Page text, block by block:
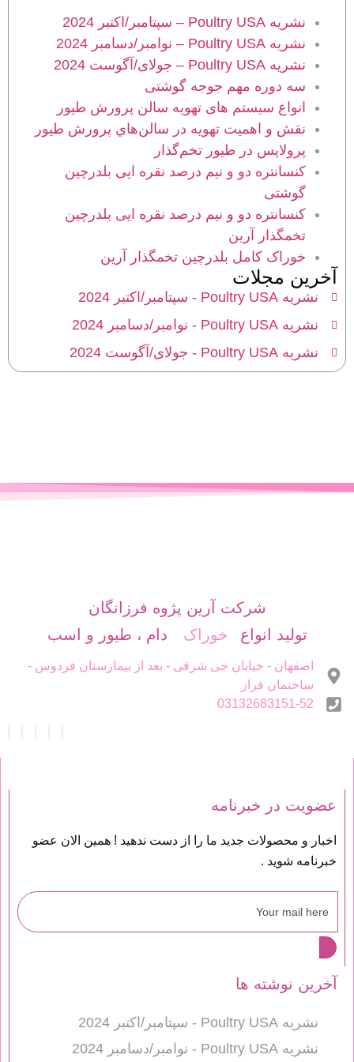
نشریه Poultry USA – سپتامبر/اکتبر 2024
نشریه Poultry USA – نوامبر/دسامبر 2024
نشریه Poultry USA – جولای/آگوست 2024
سه دوره مهم جوجه گوشتی
انواع سیستم های تهویه سالن پرورش طیور
نقش و اهميت تهویه در سالن‌هاي پرورش طیور
پرولاپس در طیور تخم‌گذار
کنسانتره دو و نیم درصد نقره ایی بلدرچین
گوشتی
کنسانتره دو و نیم درصد نقره ایی بلدرچین
تخمگذار آرین
خوراک کامل بلدرچین تخمگذار آرین
آخرین مجلات
نشریه Poultry USA - سپتامبر/اکتبر 2024
نشریه Poultry USA - نوامبر/دسامبر 2024
نشریه Poultry USA - جولای/آگوست 2024
شرکت آرین پژوه فرزانگان
تولید انواع
خوراک دام ، طیور و اسب
اصفهان - خیابان جی شرقی - بعد از بیمارستان فردوس -
ساختمان فراز
03132683151-52
عضویت در خبرنامه
اخبار و محصولات جدید ما را از دست ندهید ! همین الان عضو
خبرنامه شوید .
آخرین نوشته ها
نشریه Poultry USA - سپتامبر/اکتبر 2024
نشریه Poultry USA - نوامبر/دسامبر 2024